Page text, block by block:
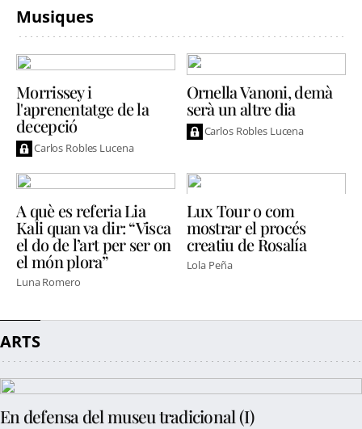
Musiques
Morrissey i
l'aprenentatge de la
decepció
Carlos Robles Lucena
Ornella Vanoni, demà
serà un altre dia
Carlos Robles Lucena
A què es referia Lia
Kali quan va dir: “Visca
el do de l’art per ser on
el món plora”
Luna Romero
Lux Tour o com
mostrar el procés
creatiu de Rosalía
Lola Peña
ARTS
En defensa del museu tradicional (I)